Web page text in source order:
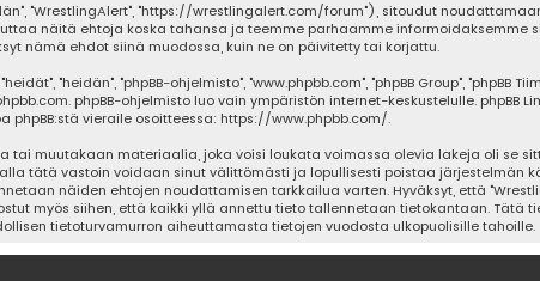
"WrestlingAlert", "https://wrestlingalert.com/forum"), sitoudut
näitä ehtoja koska tahansa ja teemme parhaamme informoidaksemme
nämä ehdot siinä muodossa, kuin ne on päivitetty tai korjattu.
"heidän", "phpBB-ohjelmisto", "www.phpbb.com", "phpBB Group", "phpBB
. phpBB-ohjelmisto luo vain ympäristön internet-keskustelulle. phpBB
vieraile osoitteessa: https://www.phpbb.com/.
muutakaan materiaalia, joka voisi loukata voimassa olevia lakeja oli se
tätä vastoin voidaan sinut välittömästi ja lopullisesti poistaa järjestelmän
näiden ehtojen noudattamisen tarkkailua varten. Hyväksyt, että
myös siihen, että kaikki yllä annettu tieto tallennetaan tietokantaan. Tätä
tietoturvamurron aiheuttamasta tietojen vuodosta ulkopuolisille tahoille.